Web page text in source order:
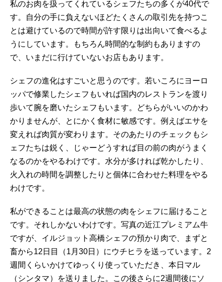
私のお肉を扱ってくれているシェフたちの多くが40代で
す。自分の手に負えないほどたくさんの取引先を持つこ
とは避けているので時間が許す限りは出向いて食べるよ
うにしています。もちろん時間的な制約もありますの
で、いまだに行けていないお店もあります。
シェフの進化はすごいと思うのです。若いころにヨーロ
ッパで修業したシェフもいれば国内のレストランを渡り
歩いて腕を磨いたシェフもいます。どちらがいいのかわ
かりませんが、とにかく食材に敏感です。例えばエサを
変えれば肉質が変わります。そのあたりのチェックもシ
ェフたちは鋭く、じゃーどうすれば目の前の肉がうまく
なるのかをやるわけです。水分が多ければ乾かしたり、
火入れの時間を調整したりと個体に合わせた料理をやる
わけです。
私ができることは最高の状態の肉をシェフに届けること
です。それしかないわけです。写真の近江プレミアム牛
ですが、イルジョット高橋シェフの預かり肉で、まずと
畜から12日目（1月30日）にウチヒラを送っています。2
週間くらいかけてゆっくり使っていただき、本日マル
（シンタマ）を送りました。この後さらに2週間後にソ